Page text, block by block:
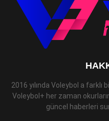
2016 yılında Voleybol a
Voleybol+ her zaman
güncel haberleri